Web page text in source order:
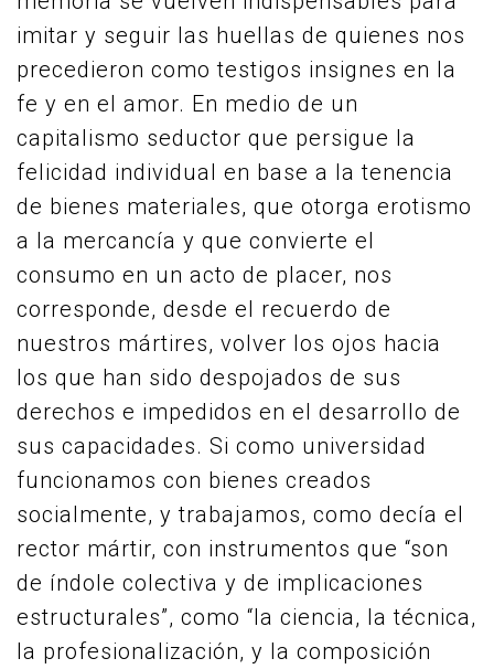
imitar y seguir las huellas de quienes nos
precedieron como testigos insignes en la
fe y en el amor. En medio de un
capitalismo seductor que persigue la
felicidad individual en base a la tenencia
de bienes materiales, que otorga erotismo
a la mercancía y que convierte el
consumo en un acto de placer, nos
corresponde, desde el recuerdo de
nuestros mártires, volver los ojos hacia
los que han sido despojados de sus
derechos e impedidos en el desarrollo de
sus capacidades. Si como universidad
funcionamos con bienes creados
socialmente, y trabajamos, como decía el
rector mártir, con instrumentos que “son
de índole colectiva y de implicaciones
estructurales”, como “la ciencia, la técnica,
la profesionalización, y la composición